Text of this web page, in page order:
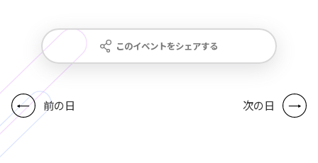
このイベントをシェアする
前の日 次の日